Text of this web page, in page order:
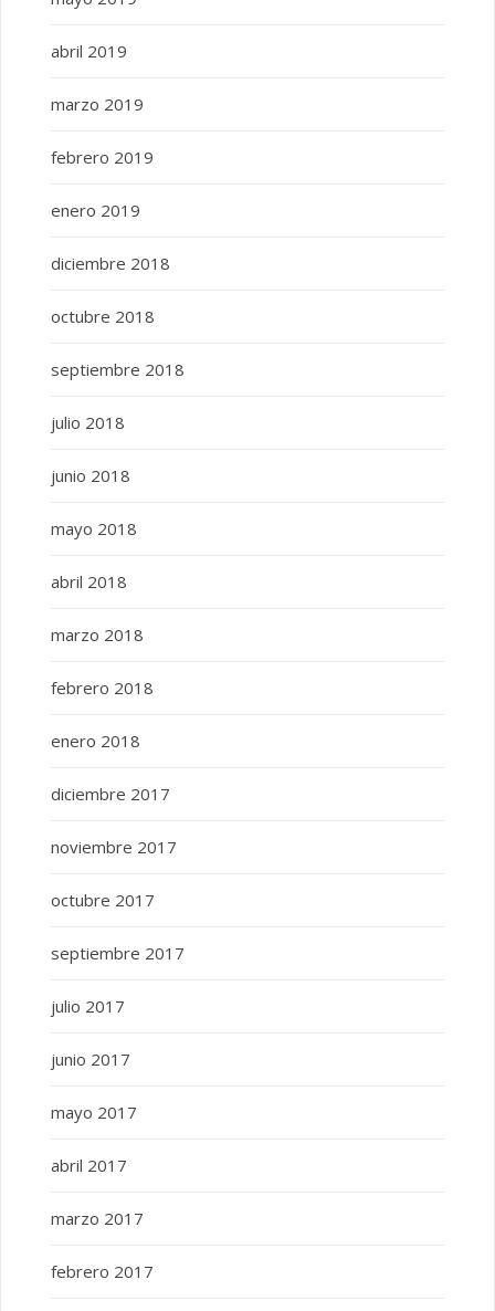
abril 2019
marzo 2019
febrero 2019
enero 2019
diciembre 2018
octubre 2018
septiembre 2018
julio 2018
junio 2018
mayo 2018
abril 2018
marzo 2018
febrero 2018
enero 2018
diciembre 2017
noviembre 2017
octubre 2017
septiembre 2017
julio 2017
junio 2017
mayo 2017
abril 2017
marzo 2017
febrero 2017